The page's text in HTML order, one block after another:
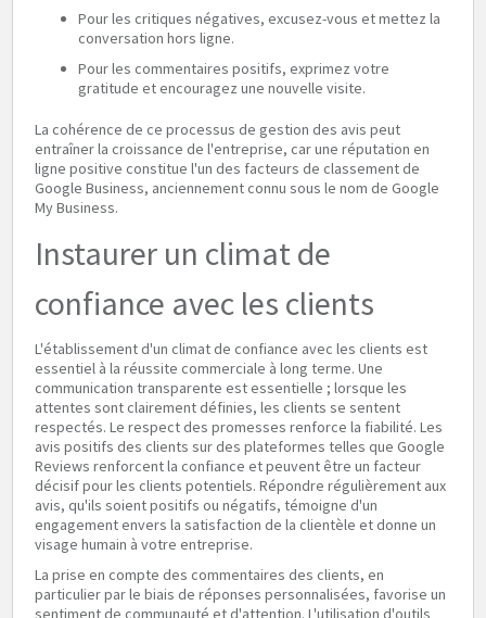
Pour les critiques négatives, excusez-vous et mettez la
conversation hors ligne.
Pour les commentaires positifs, exprimez votre
gratitude et encouragez une nouvelle visite.
La cohérence de ce processus de gestion des avis peut
entraîner la croissance de l'entreprise, car une réputation en
ligne positive constitue l'un des facteurs de classement de
Google Business, anciennement connu sous le nom de Google
My Business.
Instaurer un climat de
confiance avec les clients
L'établissement d'un climat de confiance avec les clients est
essentiel à la réussite commerciale à long terme. Une
communication transparente est essentielle ; lorsque les
attentes sont clairement définies, les clients se sentent
respectés. Le respect des promesses renforce la fiabilité. Les
avis positifs des clients sur des plateformes telles que Google
Reviews renforcent la confiance et peuvent être un facteur
décisif pour les clients potentiels. Répondre régulièrement aux
avis, qu'ils soient positifs ou négatifs, témoigne d'un
engagement envers la satisfaction de la clientèle et donne un
visage humain à votre entreprise.
La prise en compte des commentaires des clients, en
particulier par le biais de réponses personnalisées, favorise un